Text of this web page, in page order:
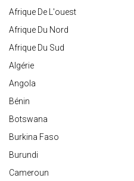
Afrique De L'ouest
Afrique Du Nord
Afrique Du Sud
Algérie
Angola
Bénin
Botswana
Burkina Faso
Burundi
Cameroun